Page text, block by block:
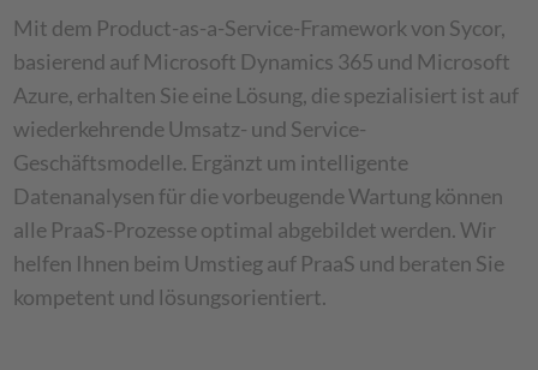
Mit dem Product-as-a-Service-Framework von Sycor,
basierend auf Microsoft Dynamics 365 und Microsoft
Azure, erhalten Sie eine Lösung, die spezialisiert ist auf
wiederkehrende Umsatz- und Service-
Geschäftsmodelle. Ergänzt um intelligente
Datenanalysen für die vorbeugende Wartung können
alle PraaS-Prozesse optimal abgebildet werden. Wir
helfen Ihnen beim Umstieg auf PraaS und beraten Sie
kompetent und lösungsorientiert.